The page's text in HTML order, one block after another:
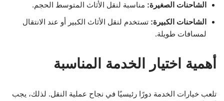
الشاحنات الصغيرة: مناسبة لنقل الأثاث المتوسط الحجم.
الشاحنات الكبيرة: تستخدم لنقل الأثاث الكبير أو عند الانتقال
لمسافات طويلة.
أهمية اختيار الخدمة المناسبة
تلعب خيارات الخدمة دورًا رئيسيًا في نجاح عملية النقل. لذلك، يجب